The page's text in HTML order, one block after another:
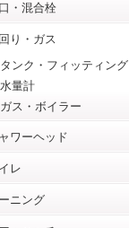
・混合栓
り・ガス
タンク・フィッティング
水量計
ガス・ボイラー
ワーヘッド
レ
ニング